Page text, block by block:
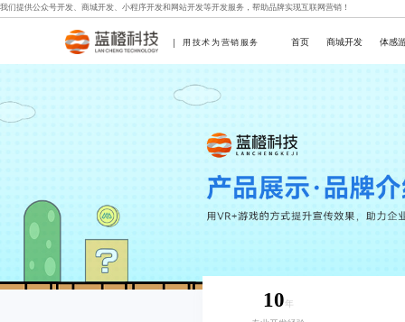
我们提供公众号开发、 商城开发、 小程序开发和 网站开发等开发服务，帮助品牌实现互联网营销！
用技术为营销服务 首页 商城开发 体感
10年